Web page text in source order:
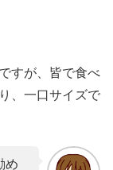
すが、皆で食べ
、一口サイズで
め